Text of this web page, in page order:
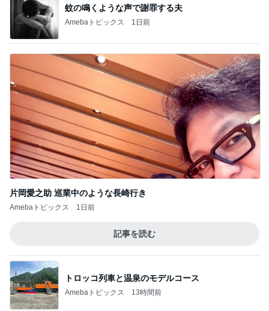
片岡愛之助 巡業中のような長崎行き
Amebaトピックス 1日前
記事を読む
Amebaトピックス 13時間前
特盛W丼を頼んだら出てきた愛情盛り
Amebaトピックス 14時間前